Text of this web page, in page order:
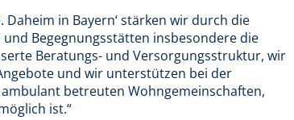
Daheim in Bayern‘ stärken wir durch die
Begegnungsstätten insbesondere die
Beratungs- und Versorgungsstruktur, wir
und wir unterstützen bei der
betreuten Wohngemeinschaften,
ist.“